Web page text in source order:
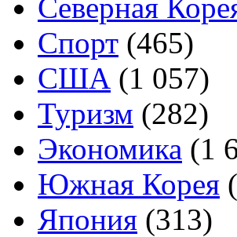
Северная
Спорт (465)
США (1 057)
Туризм (282)
Экономика (1
Южная Корея
Япония (313)